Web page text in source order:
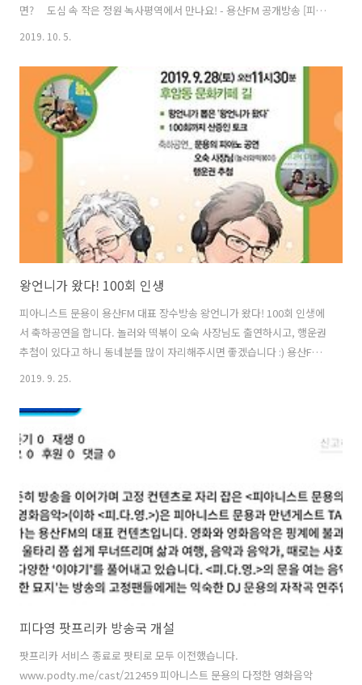
면? ⠀ 도심 속 작은 정원 녹사평역에서 만나요! - 용산FM 공개방송 [피아
용산FM | MooNTAra Ent. | @djmoonoyng
2019. 10. 5.
왕언니가 왔다! 100회 인생
피아니스트 문용이 용산FM 대표 장수방송 왕언니가 왔다! 100회 인생에
서 축하공연을 합니다. 놀러와 떡볶이 오숙 사장님도 출연하시고, 행운권
추첨이 있다고 하니 동네분들 많이 자리해주시면 좋겠습니다 :) 용산FM
의 대표 장수 방송?! [왕언니가 왔다] 드디어 100회를 맞이 했습니다🥳
길에서 만나요❤️ *어디서도 볼 수 없는 축하공연 *현장 청취자 대상 행운
권 추첨 [특집공개방송] 왕언니가 왔다! 100회 인생 2019. 9.28. (토) 오
전 11시 30분 후암동 문화카페 길 왕언니가 뽑은 '왕언니가 왔다' 100회
볶이) 행운권 추첨 문의: 용산FM 010 827..
2019. 9. 25.
피다영 팟프리카 방송국 개설
팟프리카 서비스 종료로 팟티로 모두 이전했습니다.
www.podty.me/cast/212459 피아니스트 문용의 다정한 영화음악